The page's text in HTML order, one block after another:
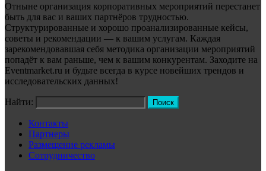
Отныне организация корпоративных мероприятий перестанет
быть для вас и ваших партнёров трудностью.
Структурированные и хорошо проанализированные кейсы,
советы и рекомендации — к вашим услугам. Каждая
зарекомендовавшая себя методика организации мероприятий
попадёт к вам раньше, чем к вашим конкурентам. Заходите на
Eventmarket.ru и будьте всегда в курсе новейших трендов и
исследовательских данных!
Найти:
Контакты
Партнеры
Размещение рекламы
Сотрудничество